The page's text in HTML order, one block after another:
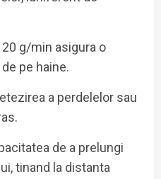
20 g/min asigura o
pe haine.
a perdelelor sau
de a prelungi
tinand la distanta